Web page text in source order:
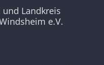
Landkreis
e.V.